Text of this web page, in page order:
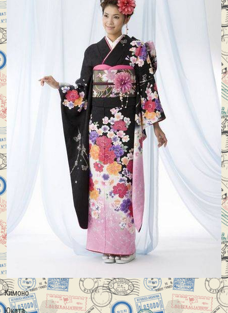
Кимоно
Юката